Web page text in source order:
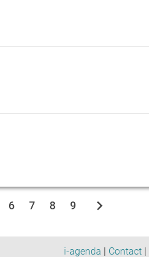
6 7 8 9 chevron_right
i-agenda | Contact |